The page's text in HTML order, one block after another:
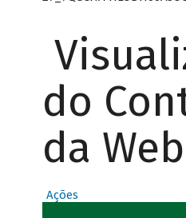
do
da Web
Ações